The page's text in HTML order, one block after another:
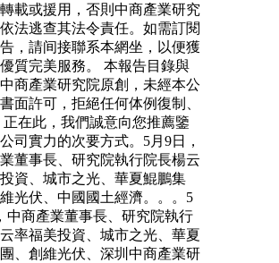
載或援用，否則中商產業研究
法逃查其法令責任。如需訂閱
，請间接聯系本網坐，以便獲
質完美服務。 本報告目錄與
商產業研究院原創，未經本公
面許可，拒絕任何体例復制、
正在此，我們誠意向您推薦鑒
司實力的次要方式。5月9日，
董事長、研究院執行院長楊云
資、城市之光、華夏鯤鵬集
光伏、中國國土經濟。。。5
中商產業董事長、研究院執行
率福美投資、城市之光、華夏
、創維光伏、深圳中商產業研